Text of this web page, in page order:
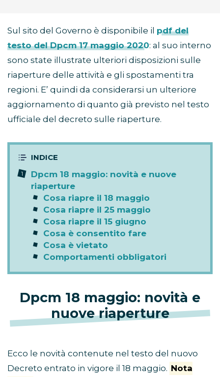
Sul sito del Governo è disponibile il pdf del
testo del Dpcm 17 maggio 2020: al suo interno
sono state illustrate ulteriori disposizioni sulle
riaperture delle attività e gli spostamenti tra
regioni. E’ quindi da considerarsi un ulteriore
aggiornamento di quanto già previsto nel testo
ufficiale del decreto sulle riaperture.
Dpcm 18 maggio: novità e nuove
riaperture
Cosa riapre il 18 maggio
Cosa riapre il 25 maggio
Cosa riapre il 15 giugno
Cosa è consentito fare
Cosa è vietato
Comportamenti obbligatori
Dpcm 18 maggio: novità e
nuove riaperture
Ecco le novità contenute nel testo del nuovo
Decreto entrato in vigore il 18 maggio. Nota